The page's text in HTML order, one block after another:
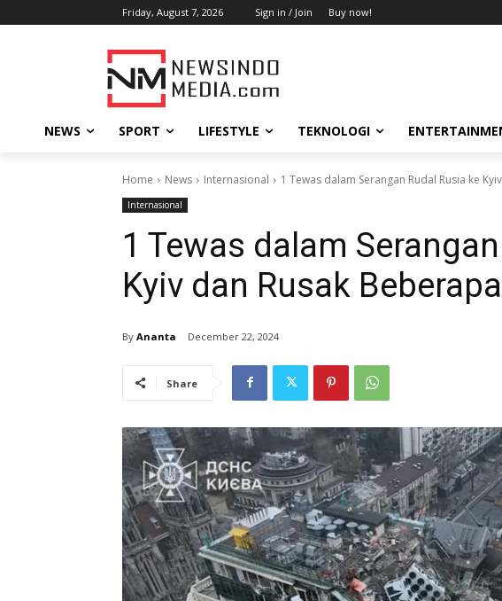
Friday, August 7, 2026 Sign in / Join Buy now!
NEWS SPORT LIFESTYLE TEKNOLOGI
Home News Internasional 1 Tewas dalam Serangan Rudal Rusia ke
Internasional
1 Tewas dalam
Kyiv dan Rusak
By Ananta December 22, 2024
Share